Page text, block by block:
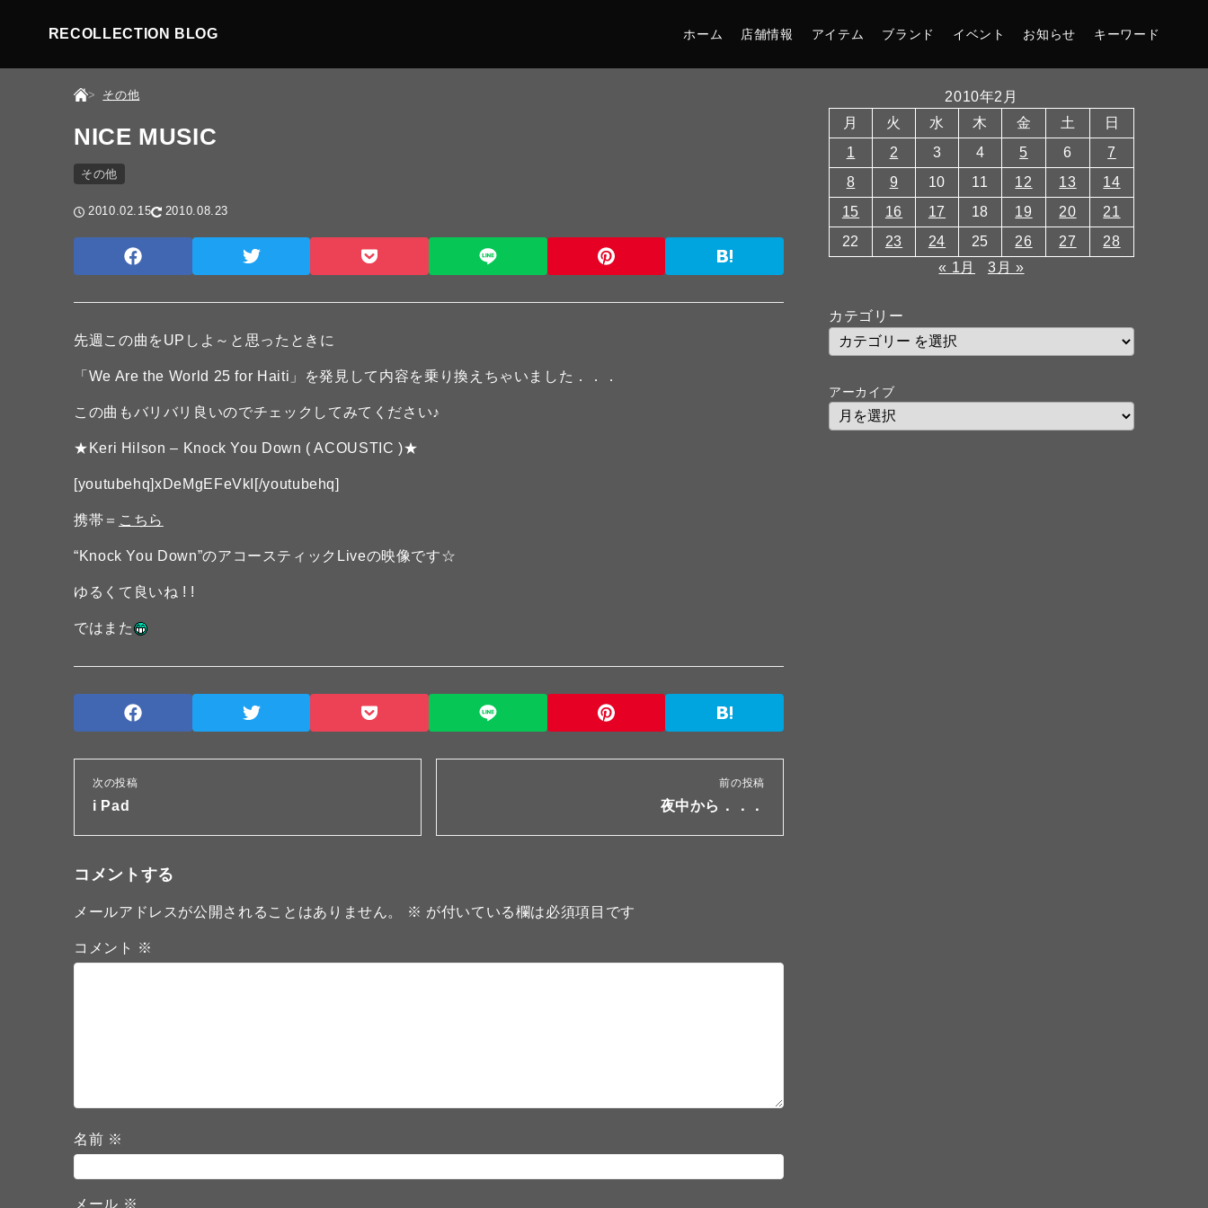
RECOLLECTION BLOG ホーム 店舗情報 アイテム ブランド イベント お知らせ キーワード
その他
NICE MUSIC
その他
2010.02.15 2010.08.23
先週この曲をUPしよ～と思ったときに
「We Are the World 25 for Haiti」を発見して内容を乗り換えちゃいました．．．
この曲もバリバリ良いのでチェックしてみてください♪
★Keri Hilson – Knock You Down ( ACOUSTIC )★
[youtubehq]xDeMgEFeVkI[/youtubehq]
携帯＝ こちら
“Knock You Down”のアコースティックLiveの映像です☆
ゆるくて良いね ! !
ではまた
次の投稿
i Pad
前の投稿
夜中から．．．
コメントする
メールアドレスが公開されることはありません。 ※ が付いている欄は必須項目です
コメント ※
名前 ※
メール ※
2010年2月
月
火 水 木 金 土
日
1
2 3 4 5 6
7
8
9 10 11 12 13
14
15
16 17 18 19 20
21
22
23 24 25 26 27
28
« 1月
3月 »
カテゴリー
アーカイブ